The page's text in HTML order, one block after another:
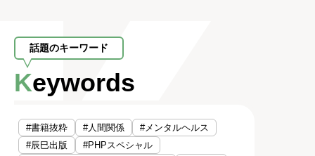
話題のキーワード
Keywords
#書籍抜粋 #人間関係
#メンタルヘルス
#辰巳出版
#PHPスペシャル